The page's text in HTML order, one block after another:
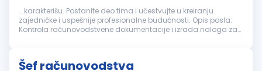
...karakterišu. Postanite deo tima i učestvujte u kreiranju
zajedničke i uspešnije profesionalne budućnosti. Opis posla:
Kontrola računovodstvene dokumentacije i izrada naloga za
Šef računovodstva